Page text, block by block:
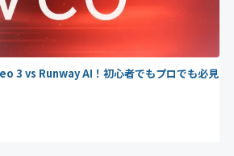
3 vs Runway AI！初心者でもプロでも必見